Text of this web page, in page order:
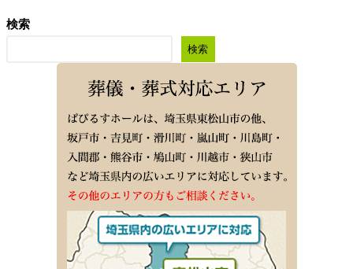
り
覧
会
を
催
検索
検索